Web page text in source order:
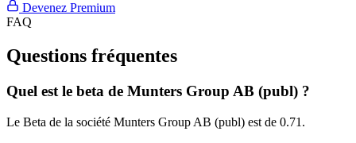
Devenez Premium
FAQ
Questions fréquentes
Quel est le beta de Munters Group AB (publ) ?
Le Beta de la société Munters Group AB (publ) est de 0.71.